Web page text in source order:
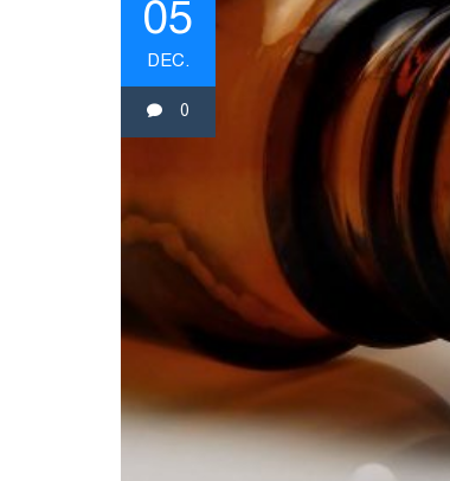
05
DEC.
0